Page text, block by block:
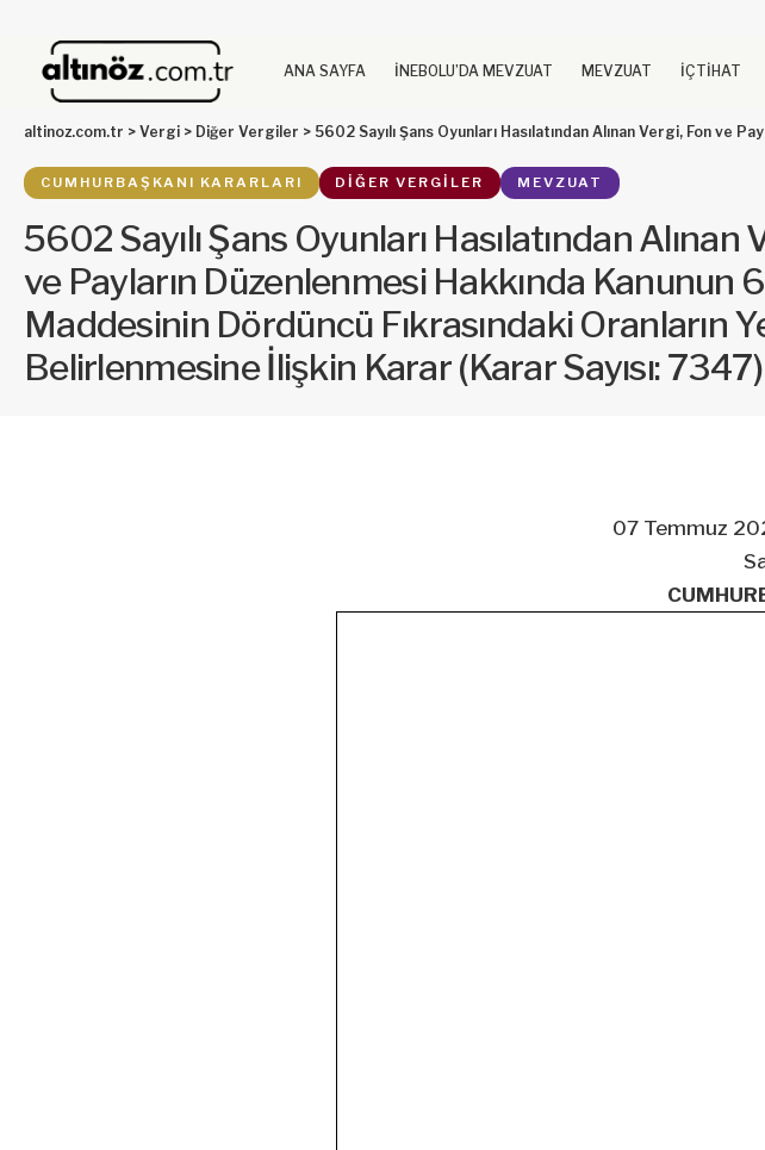
ANA SAYFA İNEBOLU’DA MEVZUAT MEVZUAT İÇTİHAT
altinoz.com.tr > Vergi > Diğer Vergiler > 5602 Sayılı Şans Oyunları Hasılatından Alınan Vergi, Fon ve Payların Düzenlenmesi Hakkında Kanunun 6 ncı Maddesinin Dördüncü Fıkrasındaki
CUMHURBAŞKANI KARARLARI DIĞER VERGILER MEVZUAT
5602 Sayılı Şans Oyunları Hasılatından Alınan
ve Payların Düzenlenmesi Hakkında Kanunun 6
Maddesinin Dördüncü Fıkrasındaki Oranların
Belirlenmesine İlişkin Karar (Karar Sayısı: 7347)
07 Temmuz